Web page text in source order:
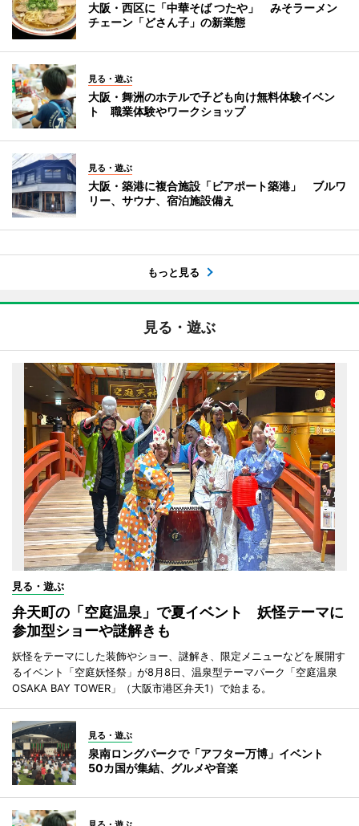
大阪・西区に「中華そば つたや」 みそラーメン
チェーン「どさん子」の新業態
見る・遊ぶ
大阪・舞洲のホテルで子ども向け無料体験イベン
ト 職業体験やワークショップ
見る・遊ぶ
大阪・築港に複合施設「ビアポート築港」 ブルワ
リー、サウナ、宿泊施設備え
もっと見る
見る・遊ぶ
見る・遊ぶ
弁天町の「空庭温泉」で夏イベント 妖怪テーマに
参加型ショーや謎解きも
妖怪をテーマにした装飾やショー、謎解き、限定メニューなどを展開す
るイベント「空庭妖怪祭」が8月8日、温泉型テーマパーク「空庭温泉
OSAKA BAY TOWER」（大阪市港区弁天1）で始まる。
見る・遊ぶ
泉南ロングパークで「アフター万博」イベント
50カ国が集結、グルメや音楽